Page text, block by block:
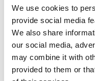
We use cookies to
provide social media
We also share
our social media,
may combine it with
provided to them or
apteekkiimme tai jätä
Autamme mielellään
hoitoon.